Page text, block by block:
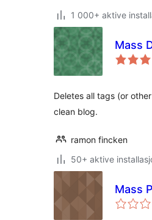
1 000+ aktive
Mass
Deletes all tags (or
clean blog.
ramon fincken
50+ aktive
Mass